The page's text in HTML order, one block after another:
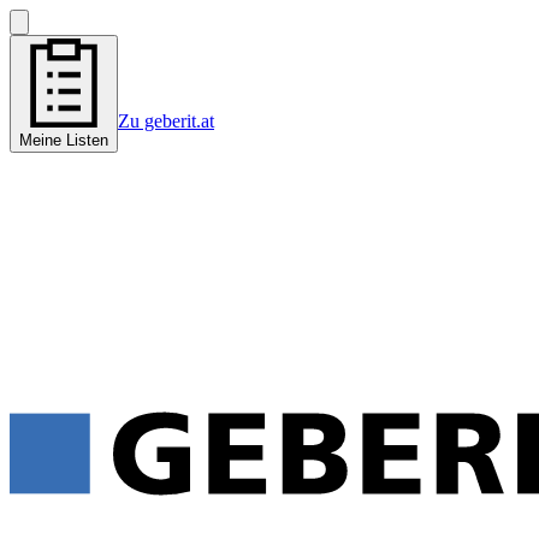
Meine Listen
Zu geberit.at